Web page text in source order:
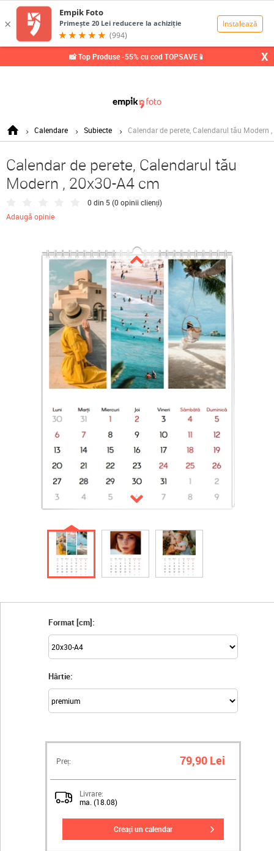
📸 Top Produse -55% cu cod TOPSAVE📱 X
Calendare Subiecte Calendar de perete, Calendarul tău Modern
Calendar de perete, Calendarul tău
Modern , 20x30-A4 cm
0 din 5 (0 opinii clienți)
Adaugă opinie
Format [cm]:
Hârtie:
Preț: 79,90 Lei
Livrare:
ma. (18.08)
creați un calendar